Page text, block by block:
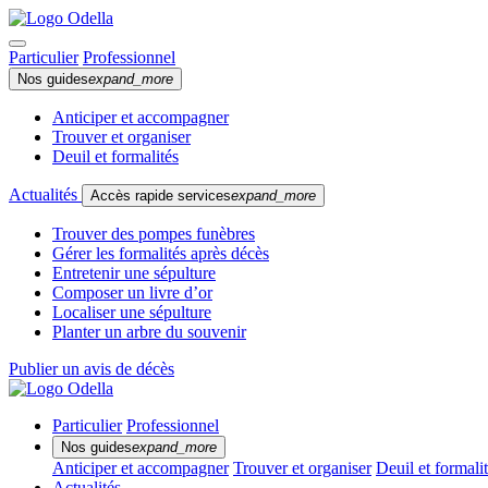
Particulier Professionnel
Nos guidesexpand_more
Anticiper et accompagner
Trouver et organiser
Deuil et formalités
Actualités Accès rapide servicesexpand_more
Trouver des pompes funèbres
Gérer les formalités après décès
Entretenir une sépulture
Composer un livre d’or
Localiser une sépulture
Planter un arbre du souvenir
Publier un avis de décès
Particulier Professionnel
Nos guidesexpand_more
Anticiper et accompagner Trouver et organiser Deuil et